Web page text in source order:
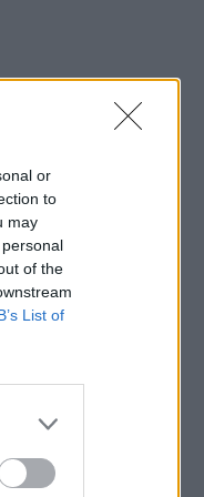
or
to
may
of the
List of